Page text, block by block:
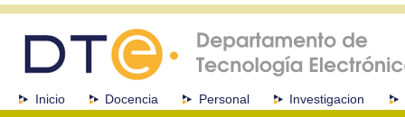
navegación
SeccionesInicio Docencia Personal Investigacion